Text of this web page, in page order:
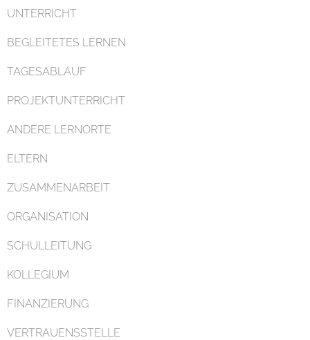
UNTERRICHT
BEGLEITETES LERNEN
TAGESABLAUF
PROJEKTUNTERRICHT
ANDERE LERNORTE
ELTERN
ZUSAMMENARBEIT
ORGANISATION
SCHULLEITUNG
KOLLEGIUM
FINANZIERUNG
VERTRAUENSSTELLE